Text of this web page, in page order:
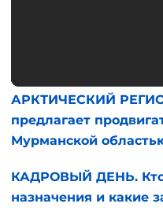
АРКТИЧЕСКИЙ
предлагает
Мурманской
КАДРОВЫЙ ДЕНЬ.
назначения и какие